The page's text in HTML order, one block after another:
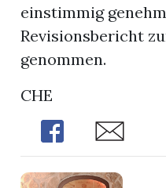
einstimmig
Revisionsbericht
genommen.
CHE
Share
Share